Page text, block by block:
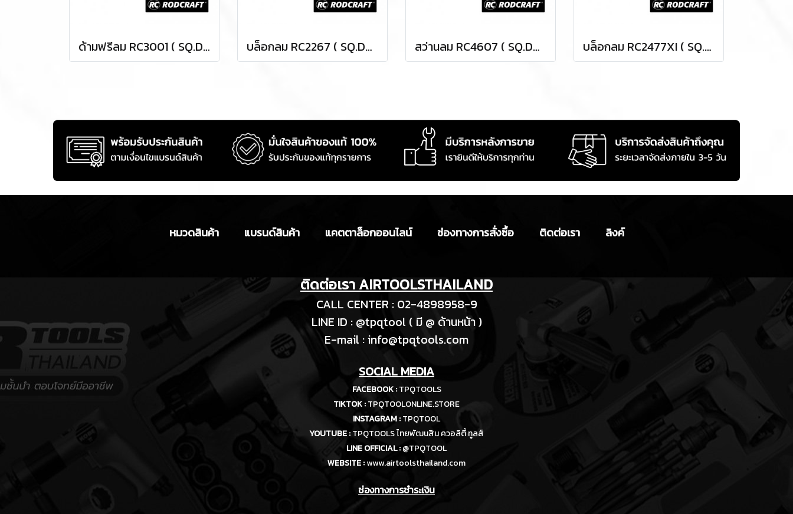
ด้ามฟรีลม RC3001 ( SQ.DR.1/4 ) AIR RATCHET บล็อกลม RC2267 ( SQ.DR.1/2 ) IMPACT WRENCHES สว่านลม RC4607 ( SQ.DR.3/8" ) AIR DRILLS บล็อกลม RC2477XI ( SQ.DR.1 ) IMPACT WRENCHES
หมวดสินค้า แบรนด์สินค้า แคตตาล็อกออนไลน์ ช่องทางการสั่งซื้อ ติดต่อเรา ลิงค์
ติดต่อเรา AIRTOOLSTHAILAND
CALL CENTER : 02-4898958-9
LINE ID : @tpqtool ( มี @ ด้านหน้า )
E-mail :info@tpqtools.com
SOCIAL MEDIA
FACEBOOK : TPQTOOLS
TIKTOK :TPQTOOLONLINE.STORE
INSTAGRAM :TPQTOOL
YOUTUBE :TPQTOOLS ไทยพัฒนสิน ควอลิตี้ ทูลส์
LINE OFFICIAL :@TPQTOOL
WEBSITE :www.airtoolsthailand.com
ช่องทางการชำระเงิน